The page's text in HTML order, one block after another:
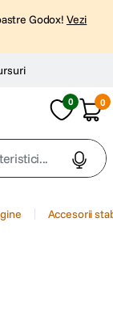
Godox! Vezi
0 0
Accesorii